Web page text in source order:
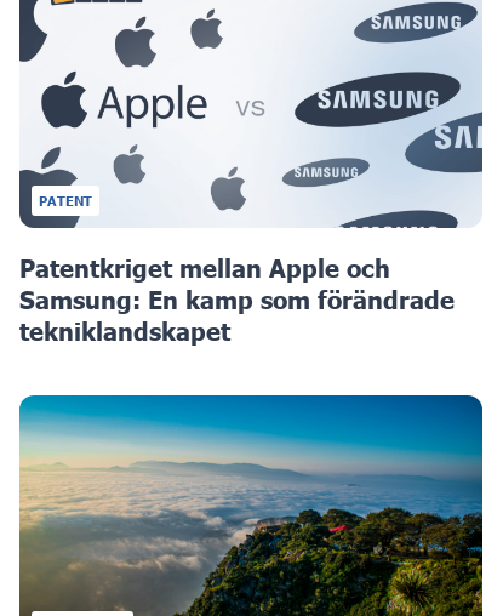
PATENT
Patentkriget mellan Apple och
Samsung: En kamp som förändrade
tekniklandskapet